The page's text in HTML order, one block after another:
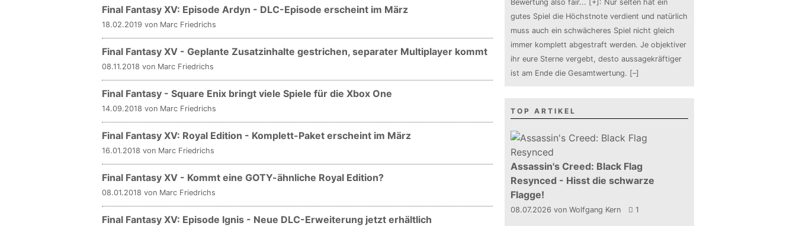
Final Fantasy XV: Episode Ardyn - DLC-Episode erscheint im März
18.02.2019 von Marc Friedrichs
Final Fantasy XV - Geplante Zusatzinhalte gestrichen, separater Multiplayer kommt
08.11.2018 von Marc Friedrichs
Final Fantasy - Square Enix bringt viele Spiele für die Xbox One
14.09.2018 von Marc Friedrichs
Final Fantasy XV: Royal Edition - Komplett-Paket erscheint im März
16.01.2018 von Marc Friedrichs
Final Fantasy XV - Kommt eine GOTY-ähnliche Royal Edition?
08.01.2018 von Marc Friedrichs
Final Fantasy XV: Episode Ignis - Neue DLC-Erweiterung jetzt erhältlich
Bewertung also fair... [+] : Nur selten hat ein
gutes Spiel die Höchstnote verdient und natürlich
muss auch ein schwächeres Spiel nicht gleich
immer komplett abgestraft werden. Je objektiver
ihr eure Sterne vergebt, desto aussagekräftiger
ist am Ende die Gesamtwertung. [–]
TOP ARTIKEL
Assassin's Creed: Black Flag
Resynced - Hisst die schwarze
Flagge!
08.07.2026 von Wolfgang Kern 1